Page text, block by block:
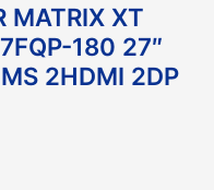
MATRIX XT
180 27″
2HDMI 2DP